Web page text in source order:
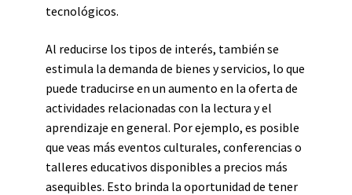
tecnológicos.
Al reducirse los tipos de interés, también se
estimula la demanda de bienes y servicios, lo que
puede traducirse en un aumento en la oferta de
actividades relacionadas con la lectura y el
aprendizaje en general. Por ejemplo, es posible
que veas más eventos culturales, conferencias o
talleres educativos disponibles a precios más
asequibles. Esto brinda la oportunidad de tener